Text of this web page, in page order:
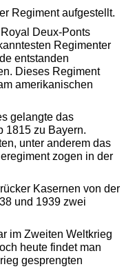
Regiment aufgestellt.
Deux-Ponts
Regimenter
entstanden
Dieses Regiment
amerikanischen
gelangte das
1815 zu Bayern.
unter anderem das
zogen in der
Kasernen von der
und 1939 zwei
im Zweiten Weltkrieg
heute findet man
gesprengten